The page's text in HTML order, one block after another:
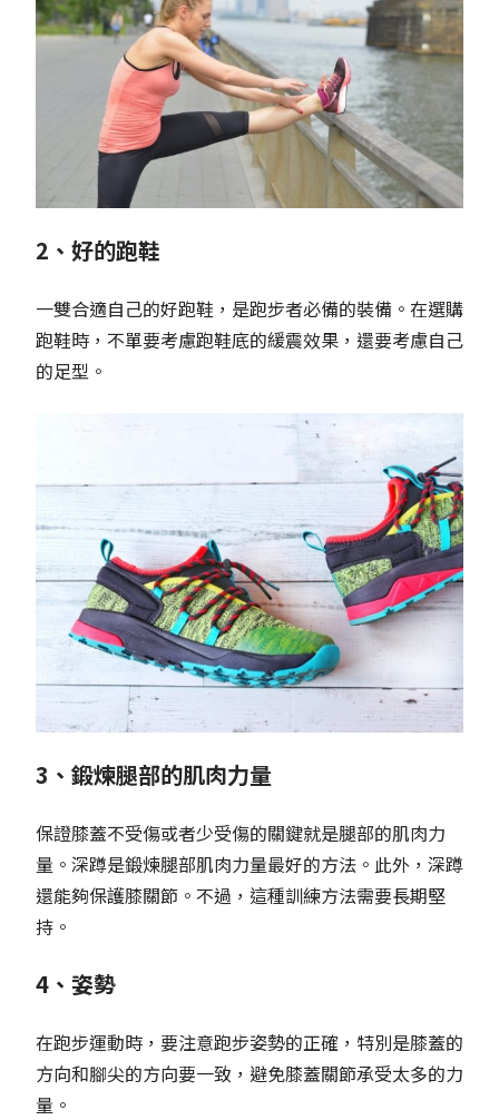
2、好的跑鞋
一雙合適自己的好跑鞋，是跑步者必備的裝備。在選購
跑鞋時，不單要考慮跑鞋底的緩震效果，還要考慮自己
的足型。
3、鍛煉腿部的肌肉力量
保證膝蓋不受傷或者少受傷的關鍵就是腿部的肌肉力
量。深蹲是鍛煉腿部肌肉力量最好的方法。此外，深蹲
還能夠保護膝關節。不過，這種訓練方法需要長期堅
持。
4、姿勢
在跑步運動時，要注意跑步姿勢的正確，特別是膝蓋的
方向和腳尖的方向要一致，避免膝蓋關節承受太多的力
量。